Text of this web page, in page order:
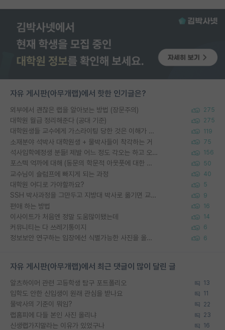
자유 게시판(아무개랩)에서 핫한 인기글은?
외부에서 괜찮은 랩을 알아보는 방법 (장문주의) 275
대학원 월급 정리해준다 (공대 기준) 275
대학원생들 교수에게 가스라이팅 당한 것은 이해가 갑니다. 안타깝네요. 119
소재분야 석박사 대학원생 + 물박사들이 착각하는 거 75
석사입학예정생 분들! 제발 어느 정도 각오는 하고 오세요. 156
포스텍 억까에 대해 (동문의 학문적 아웃풋에 대한 반박) 50
교수님이 슬럼프에 빠지게 되는 과정 40
대학원 어디로 가야할까요? 5
SSH 박사과정을 그만두고 지방대 박사로 옮기면 교수의 꿈은 끝일까요? 9
편애 하는 방법 16
이사이트가 처음엔 정말 도움많이됐는데 14
커뮤니티는 다 쓰레기통이지 6
정보보안 연구하는 입장에선 식별가능한 사진을 올리는건 비추이긴함 6
자유 게시판(아무개랩)에서 최근 댓글이 많이 달린 글
알츠하이머 관련 고등학생 탐구 포트폴리오 13
입학도 안한 신입생이 원래 관심을 받나요 11
물박사의 기준이 뭐임? 22
랩홈피에 다들 본인 사진 올리냐 23
신생랩가지말라는 이유가 있었구나 16